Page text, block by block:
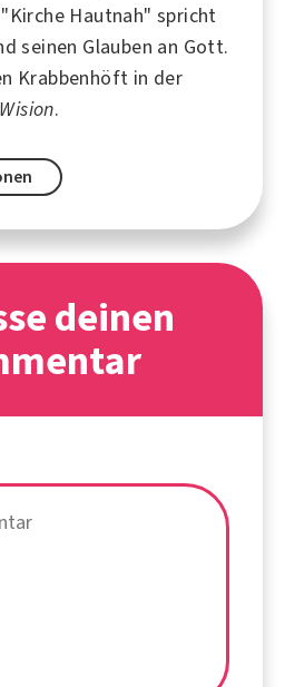
Hautnah" spricht
seinen Glauben an Gott.
Krabbenhöft in der
.
deinen